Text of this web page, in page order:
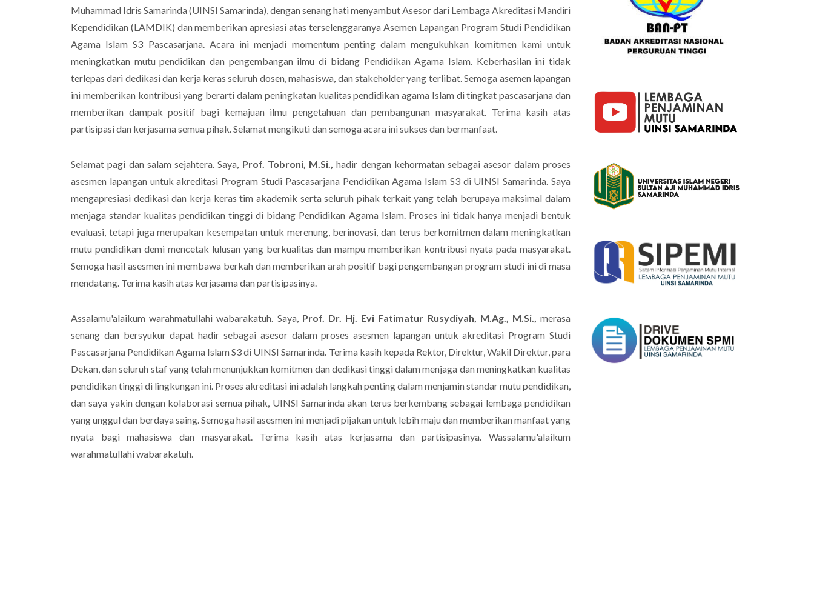
Muhammad Idris Samarinda (UINSI Samarinda), dengan senang hati menyambut Asesor dari Lembaga Akreditasi Mandiri
Kependidikan (LAMDIK) dan memberikan apresiasi atas terselenggaranya Asemen Lapangan Program Studi Pendidikan
Agama Islam S3 Pascasarjana. Acara ini menjadi momentum penting dalam mengukuhkan komitmen kami untuk
meningkatkan mutu pendidikan dan pengembangan ilmu di bidang Pendidikan Agama Islam. Keberhasilan ini tidak
terlepas dari dedikasi dan kerja keras seluruh dosen, mahasiswa, dan stakeholder yang terlibat. Semoga asemen lapangan
ini memberikan kontribusi yang berarti dalam peningkatan kualitas pendidikan agama Islam di tingkat pascasarjana dan
memberikan dampak positif bagi kemajuan ilmu pengetahuan dan pembangunan masyarakat. Terima kasih atas
partisipasi dan kerjasama semua pihak. Selamat mengikuti dan semoga acara ini sukses dan bermanfaat.
Selamat pagi dan salam sejahtera. Saya, Prof. Tobroni, M.Si., hadir dengan kehormatan sebagai asesor dalam proses
asesmen lapangan untuk akreditasi Program Studi Pascasarjana Pendidikan Agama Islam S3 di UINSI Samarinda. Saya
mengapresiasi dedikasi dan kerja keras tim akademik serta seluruh pihak terkait yang telah berupaya maksimal dalam
menjaga standar kualitas pendidikan tinggi di bidang Pendidikan Agama Islam. Proses ini tidak hanya menjadi bentuk
evaluasi, tetapi juga merupakan kesempatan untuk merenung, berinovasi, dan terus berkomitmen dalam meningkatkan
mutu pendidikan demi mencetak lulusan yang berkualitas dan mampu memberikan kontribusi nyata pada masyarakat.
Semoga hasil asesmen ini membawa berkah dan memberikan arah positif bagi pengembangan program studi ini di masa
mendatang. Terima kasih atas kerjasama dan partisipasinya.
Assalamu'alaikum warahmatullahi wabarakatuh. Saya, Prof. Dr. Hj. Evi Fatimatur Rusydiyah, M.Ag., M.Si., merasa
senang dan bersyukur dapat hadir sebagai asesor dalam proses asesmen lapangan untuk akreditasi Program Studi
Pascasarjana Pendidikan Agama Islam S3 di UINSI Samarinda. Terima kasih kepada Rektor, Direktur, Wakil Direktur, para
Dekan, dan seluruh staf yang telah menunjukkan komitmen dan dedikasi tinggi dalam menjaga dan meningkatkan kualitas
pendidikan tinggi di lingkungan ini. Proses akreditasi ini adalah langkah penting dalam menjamin standar mutu pendidikan,
dan saya yakin dengan kolaborasi semua pihak, UINSI Samarinda akan terus berkembang sebagai lembaga pendidikan
yang unggul dan berdaya saing. Semoga hasil asesmen ini menjadi pijakan untuk lebih maju dan memberikan manfaat yang
nyata bagi mahasiswa dan masyarakat. Terima kasih atas kerjasama dan partisipasinya. Wassalamu'alaikum
warahmatullahi wabarakatuh.